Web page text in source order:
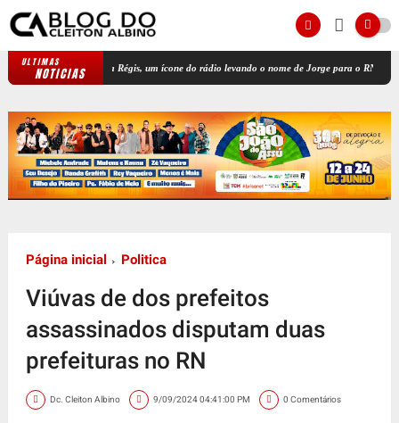
ULTIMAS
NOTICIASJota Régis, um ícone do rádio levando o nome de Jorge para o RN Ex-
Página inicial Politica
Viúvas de dos prefeitos
assassinados disputam duas
prefeituras no RN
Dc. Cleiton Albino 9/09/2024 04:41:00 PM 0 Comentários